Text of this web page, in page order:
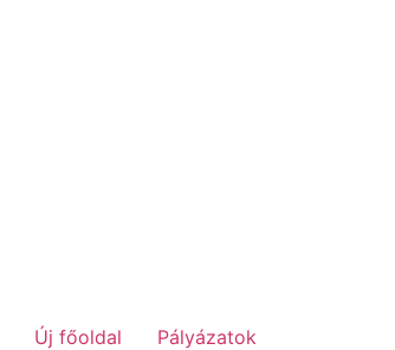
Új főoldal Pályázatok